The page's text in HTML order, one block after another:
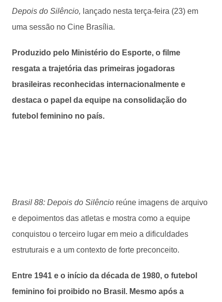
Depois do Silêncio, lançado nesta terça-feira (23) em
uma sessão no Cine Brasília.
Produzido pelo Ministério do Esporte, o filme
resgata a trajetória das primeiras jogadoras
brasileiras reconhecidas internacionalmente e
destaca o papel da equipe na consolidação do
futebol feminino no país.
Brasil 88: Depois do Silêncio reúne imagens de arquivo
e depoimentos das atletas e mostra como a equipe
conquistou o terceiro lugar em meio a dificuldades
estruturais e a um contexto de forte preconceito.
Entre 1941 e o início da década de 1980, o futebol
feminino foi proibido no Brasil. Mesmo após a